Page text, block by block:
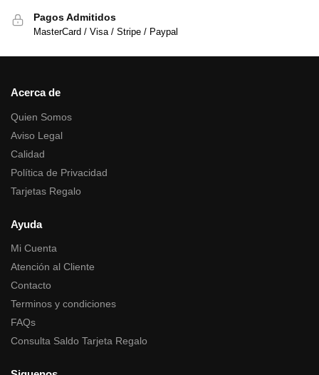
Pagos Admitidos
MasterCard / Visa / Stripe / Paypal
Acerca de
Quien Somos
Aviso Legal
Calidad
Política de Privacidad
Tarjetas Regalo
Ayuda
Mi Cuenta
Atención al Cliente
Contacto
Terminos y condiciones
FAQs
Consulta Saldo Tarjeta Regalo